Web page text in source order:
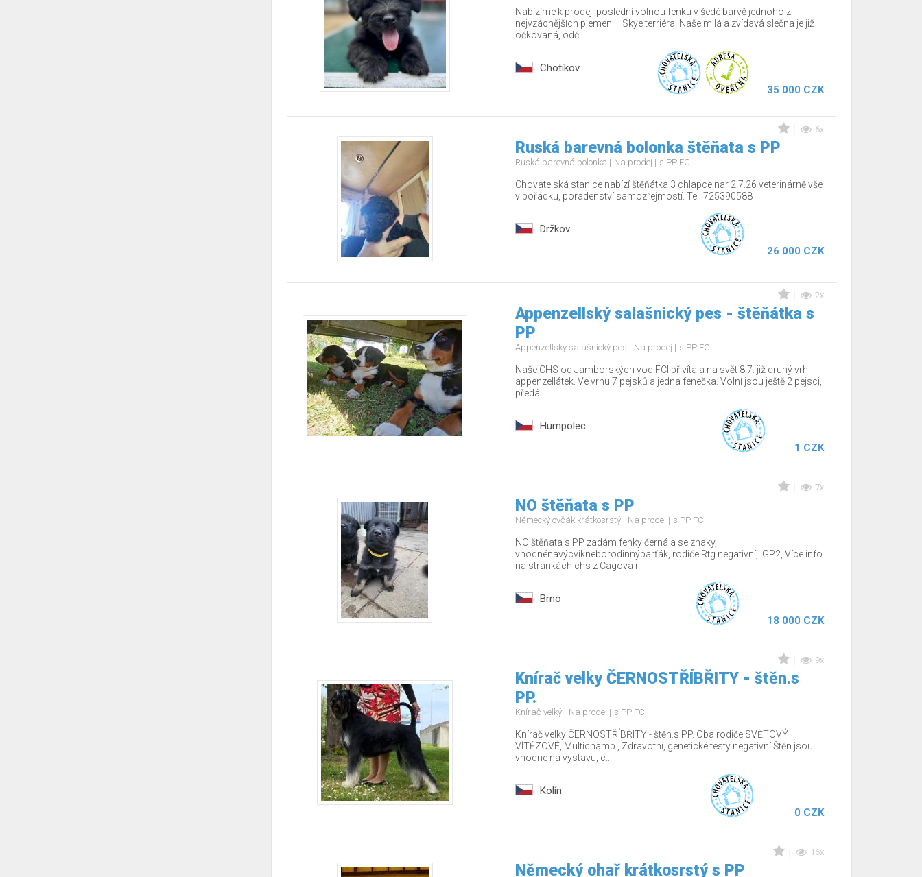
Nabízíme k prodeji poslední volnou fenku v šedé barvě jednoho z
nejvzácnějších plemen – Skye terriéra. Naše milá a zvídavá slečna je již
očkovaná, odč...
Chotíkov
35 000 CZK
6x
Ruská barevná bolonka štěňata s PP
Ruská barevná bolonka Na prodej s PP FCI
Chovatelská stanice nabízí štěňátka 3 chlapce nar 2.7.26 veterinárně vše
v pořádku, poradenství samozřejmostí. Tel. 725390588
Držkov
26 000 CZK
2x
Appenzellský salašnický pes - štěňátka s
PP
Appenzellský salašnický pes Na prodej s PP FCI
Naše CHS od Jamborských vod FCI přivítala na svět 8.7. již druhý vrh
appenzellátek. Ve vrhu 7 pejsků a jedna fenečka. Volní jsou ještě 2 pejsci,
předá...
Humpolec
1 CZK
7x
NO štěňata s PP
Německý ovčák krátkosrstý Na prodej s PP FCI
NO štěňata s PP zadám fenky černá a se znaky,
vhodnénavýcvikneborodinnýparťák, rodiče Rtg negativní, IGP2, Více info
na stránkách chs z Cagova r...
Brno
18 000 CZK
9x
Knírač velky ČERNOSTŘÍBŘITY - štěn.s
PP.
Knírač velký Na prodej s PP FCI
Knírač velky ČERNOSTŘÍBŘITY - štěn.s PP. Oba rodiče SVĚTOVÝ
VÍTĚZOVÉ, Multichamp., Zdravotní, genetické testy negativní.Štěn.jsou
vhodne na vystavu, c...
Kolín
0 CZK
16x
Německý ohař krátkosrstý s PP